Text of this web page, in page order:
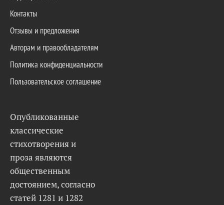
Контакты
Отзывы и предложения
Авторам и правообладателям
Политика конфиденциальности
Пользовательское соглашение
Опубликованные
классические
стихотворения и
проза являются
общественным
достоянием, согласно
статей 1281 и 1282